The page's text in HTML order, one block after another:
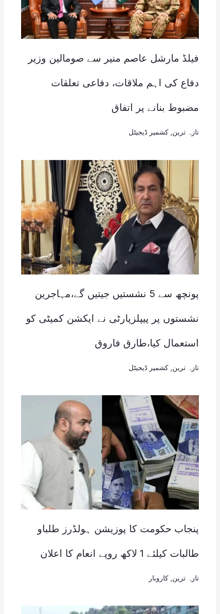
فیلڈ مارشل عاصم منیر سے صومالین وزیر
دفاع کی اہم ملاقات، دفاعی تعلقات
مضبوط بنانے پر اتفاق
تازہ ترین کشمیر ڈیجیٹل
پونچھ سے 5 نشستیں جیتیں گے،مہاجرین
نشستوں پر پیپلزپارٹی نے ایکشن کمیٹی کو
استعمال کیا،طارق فاروق
تازہ ترین کشمیر ڈیجیٹل
پنجاب حکومت کا پوزیشن ہولڈرز طلباو
طالبات کیلئے 1 لاکھ روپے انعام کا اعلان
تازہ ترین کاروبار